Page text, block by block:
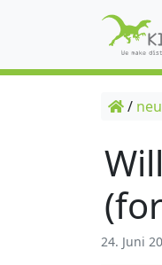
/
24. Juni